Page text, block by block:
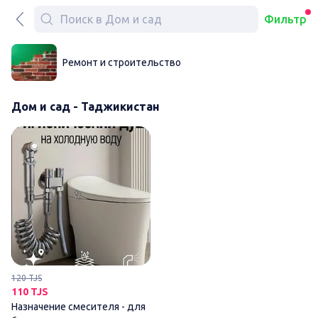
Фильтр
Ремонт и строительство
Дом и сад - Таджикистан
120 TJS
110 TJS
Назначение смесителя - для